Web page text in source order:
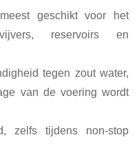
geschikt voor het
reservoirs en
tegen zout water,
van de voering wordt
zelfs tijdens non-stop